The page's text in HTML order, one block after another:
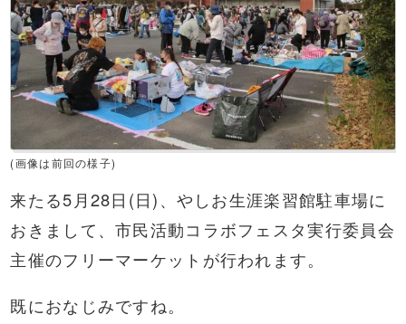
(画像は前回の様子)
来たる5月28日(日)、やしお生涯楽習館駐車場に
おきまして、市民活動コラボフェスタ実行委員会
主催のフリーマーケットが行われます。
既におなじみですね。